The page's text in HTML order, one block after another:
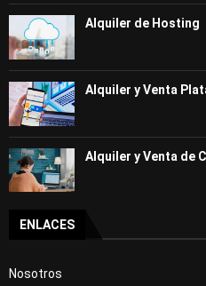
Alquiler de Hosting
Alquiler y Venta
Alquiler y Venta de
ENLACES
Nosotros